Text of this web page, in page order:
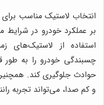
انتخاب لاستیک مناسب برای
بر عملکرد خودرو در شرایط
استفاده از لاستیک‌های
چسبندگی خودرو را به طور
حوادث جلوگیری کند.
و کم صدا، می‌تواند تجربه